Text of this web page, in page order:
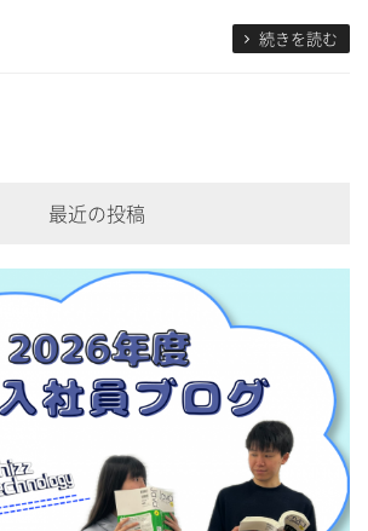
続きを読む
最近の投稿